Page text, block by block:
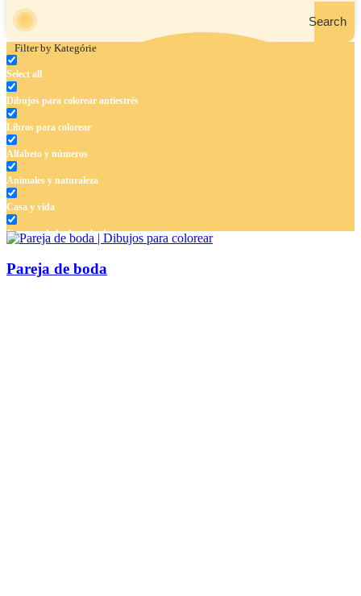
Search
Filter by Kategórie
Select all
Dibujos para colorear antiestrés
Libros para colorear
Alfabeto y números
Animales y naturaleza
Casa y vida
Cuentos de hadas y hadas
Pareja de boda